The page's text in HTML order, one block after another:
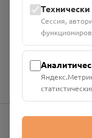
ИНН: 6700029207
Юридический
Руднянский, г.
Номер счёта:
Сессия,